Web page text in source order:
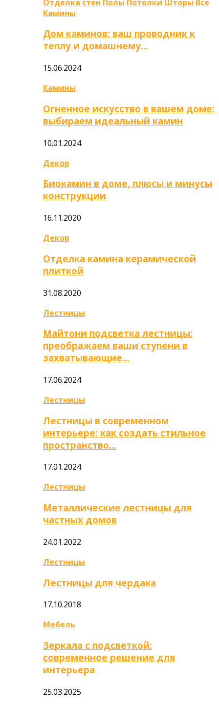
Отделка стен Полы Потолки Шторы Все
Камины
Дом каминов: ваш проводник к
теплу и домашнему…
15.06.2024
Камины
Огненное искусство в вашем доме:
выбираем идеальный камин
10.01.2024
Декор
Биокамин в доме, плюсы и минусы
конструкции
16.11.2020
Декор
Отделка камина керамической
плиткой
31.08.2020
Лестницы
Майтони подсветка лестницы:
преображаем ваши ступени в
захватывающие…
17.06.2024
Лестницы
Лестницы в современном
интерьере: как создать стильное
пространство…
17.01.2024
Лестницы
Металлические лестницы для
частных домов
24.01.2022
Лестницы
Лестницы для чердака
17.10.2018
Мебель
Зеркала с подсветкой:
современное решение для
интерьера
25.03.2025